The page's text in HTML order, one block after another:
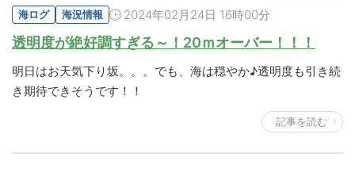
海ログ 海況情報 2024年02月24日 16時00分
透明度が絶好調すぎる～！20ｍオーバー！！！
明日はお天気下り坂。。。でも、海は穏やか♪透明度も引き続
き期待できそうです！！
記事を読む